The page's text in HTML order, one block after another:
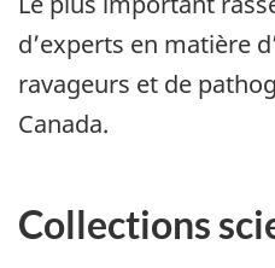
d’experts en matière
ravageurs et de
Canada.
Collections